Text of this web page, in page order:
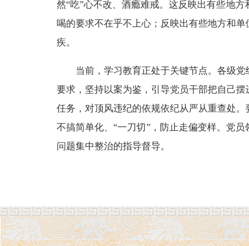
然“吃”心不改、酒瘾难戒。这反映出有些地
喝的要求不在乎不上心；反映出有些地方和
疾。
当前，学习教育正处于关键节点。各级党
要求，坚持以案为鉴，引导党员干部把自己
任务，对顶风违纪的依规依纪从严从重查处
不搞简单化、“一刀切”，防止走偏变样。党
问题集中整治的指导督导。